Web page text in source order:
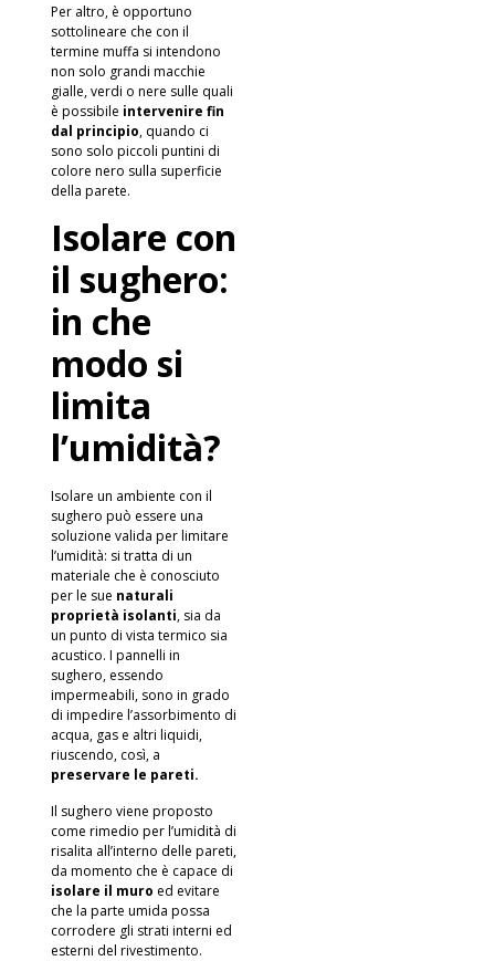
Per altro, è opportuno
sottolineare che con il
termine muffa si intendono
non solo grandi macchie
gialle, verdi o nere sulle quali
è possibile intervenire fin
dal principio, quando ci
sono solo piccoli puntini di
colore nero sulla superficie
della parete.
Isolare con
il sughero:
in che
modo si
limita
l’umidità?
Isolare un ambiente con il
sughero può essere una
soluzione valida per limitare
l’umidità: si tratta di un
materiale che è conosciuto
per le sue naturali
proprietà isolanti, sia da
un punto di vista termico sia
acustico. I pannelli in
sughero, essendo
impermeabili, sono in grado
di impedire l’assorbimento di
acqua, gas e altri liquidi,
riuscendo, così, a
preservare le pareti.
Il sughero viene proposto
come rimedio per l’umidità di
risalita all’interno delle pareti,
da momento che è capace di
isolare il muro ed evitare
che la parte umida possa
corrodere gli strati interni ed
esterni del rivestimento.